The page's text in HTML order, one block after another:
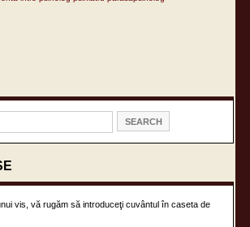
vis, vă rugăm să introduceţi cuvântul în caseta de